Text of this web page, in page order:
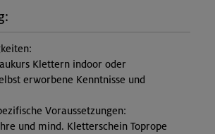
Klettern indoor oder
erworbene Kenntnisse und
Voraussetzungen:
und mind. Kletterschein Toprope